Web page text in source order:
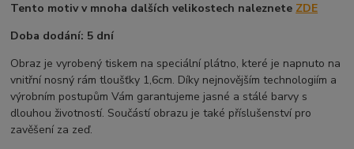
Tento motiv v mnoha dalších velikostech naleznete ZDE
Doba dodání: 5 dní
Obraz je vyrobený tiskem na speciální plátno, které je napnuto na
vnitřní nosný rám tloušťky 1,6cm. Díky nejnovějším technologiím a
výrobním postupům Vám garantujeme jasné a stálé barvy s
dlouhou životností. Součástí obrazu je také příslušenství pro
zavěšení za zeď.